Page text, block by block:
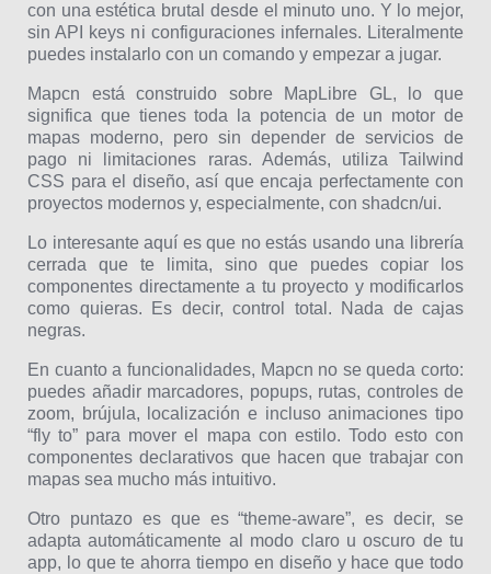
con una estética brutal desde el minuto uno. Y lo mejor,
sin API keys ni configuraciones infernales. Literalmente
puedes instalarlo con un comando y empezar a jugar.
Mapcn está construido sobre MapLibre GL, lo que
significa que tienes toda la potencia de un motor de
mapas moderno, pero sin depender de servicios de
pago ni limitaciones raras. Además, utiliza Tailwind
CSS para el diseño, así que encaja perfectamente con
proyectos modernos y, especialmente, con shadcn/ui.
Lo interesante aquí es que no estás usando una librería
cerrada que te limita, sino que puedes copiar los
componentes directamente a tu proyecto y modificarlos
como quieras. Es decir, control total. Nada de cajas
negras.
En cuanto a funcionalidades, Mapcn no se queda corto:
puedes añadir marcadores, popups, rutas, controles de
zoom, brújula, localización e incluso animaciones tipo
“fly to” para mover el mapa con estilo. Todo esto con
componentes declarativos que hacen que trabajar con
mapas sea mucho más intuitivo.
Otro puntazo es que es “theme-aware”, es decir, se
adapta automáticamente al modo claro u oscuro de tu
app, lo que te ahorra tiempo en diseño y hace que todo